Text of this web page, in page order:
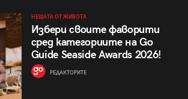
НЕЩАТА ОТ ЖИВОТА
Избери своите фаворити
сред категориите на Go
Guide Seaside Awards 2026!
РЕДАКТОРИТЕ